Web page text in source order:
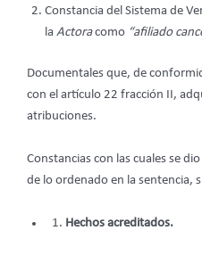
Constancia del Sistema de
la Actoracomo “afiliado
Documentales que, de
con el artículo 22 fracción II,
atribuciones.
Constancias con las cuales se
de lo ordenado en la sentencia,
Hechos acreditados.